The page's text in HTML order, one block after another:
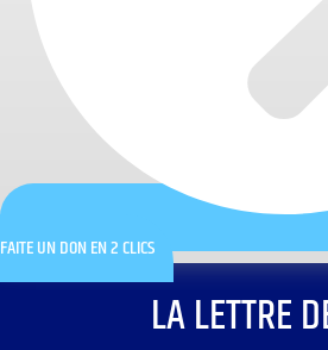
FAITE UN DON EN 2 CLICS
LA LETTRE